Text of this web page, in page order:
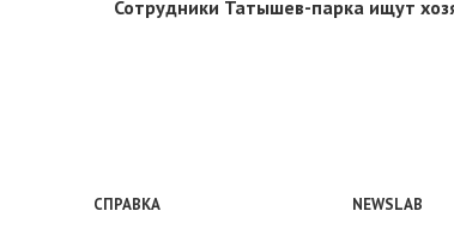
Сотрудники Татышев-парка ищут
СПРАВКА NEWSLAB